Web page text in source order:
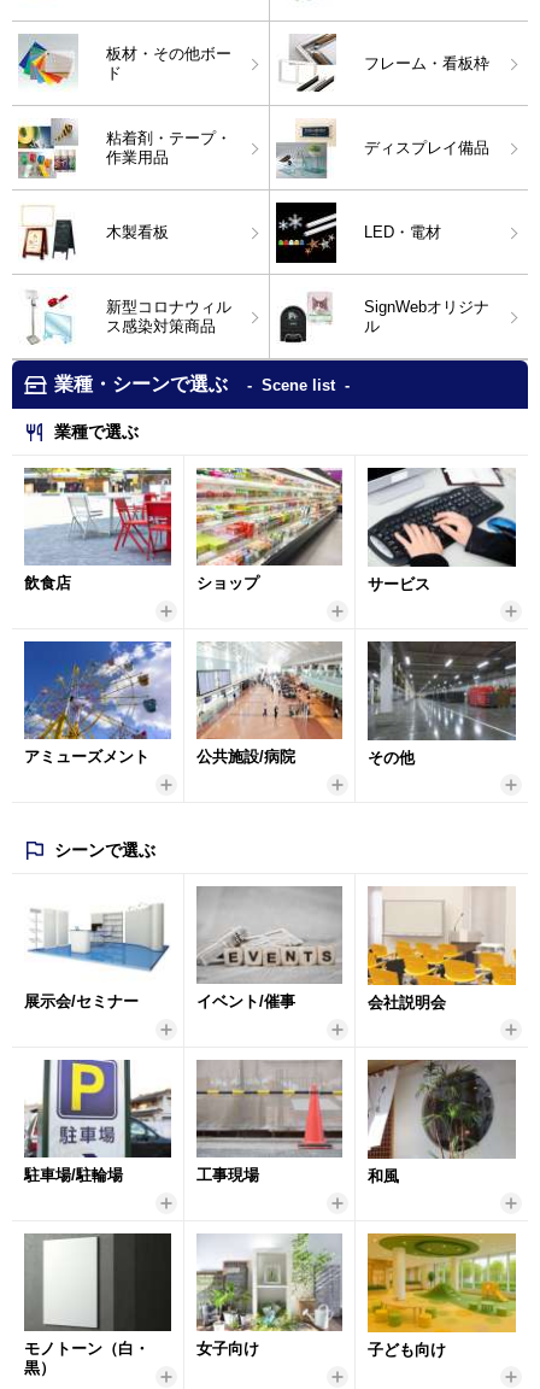
板材・その他ボー
ド
フレーム・看板枠
粘着剤・テープ・
作業用品
ディスプレイ備品
木製看板 LED・電材
新型コロナウィル
ス感染対策商品
SignWebオリジナ
ル
業種・シーンで選ぶ Scene list
業種で選ぶ
飲食店 ショップ サービス
アミューズメント 公共施設/病院 その他
シーンで選ぶ
展示会/セミナー イベント/催事 会社説明会
駐車場/駐輪場 工事現場 和風
モノトーン（白・
黒）
女子向け 子ども向け